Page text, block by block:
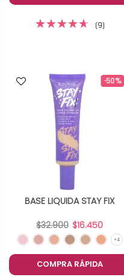
(9)
-50%
BASE LIQUIDA STAY FIX
$32.900 $16.450
COMPRA RÁPIDA